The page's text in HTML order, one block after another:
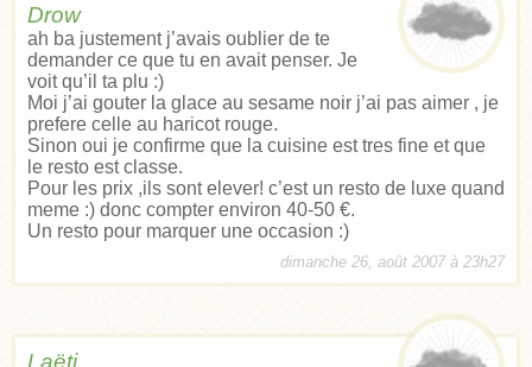
Drow
ah ba justement j’avais oublier de te
demander ce que tu en avait penser. Je
voit qu’il ta plu :)
Moi j’ai gouter la glace au sesame noir j’ai pas aimer , je
prefere celle au haricot rouge.
Sinon oui je confirme que la cuisine est tres fine et que
le resto est classe.
Pour les prix ,ils sont elever! c’est un resto de luxe quand
meme :) donc compter environ 40-50 €.
Un resto pour marquer une occasion :)
dimanche 26, août 2007 à 23h27
Laëti